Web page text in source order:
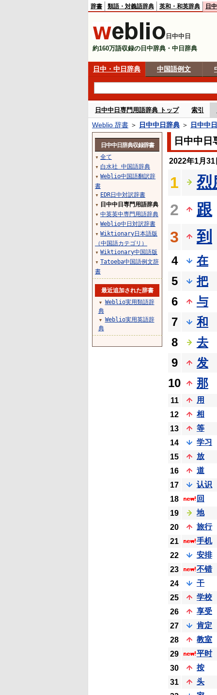
辞書 類語・対義語辞典 英和・和英辞典 日
日中中日
約160万語収録の日中辞典・中日辞典
日中・中日辞典 中国語例文
日中中日専門用語辞典 トップ 索引
Weblio 辞書 ＞ 日中中日辞典 ＞ 日中中
日中中
2022年1月
1
烈
2
跟
3
到
4
在
5
把
6
与
7
和
8
去
9
发
10
那
11
用
12
相
13
等
14
学习
15
放
16
道
17
认识
18
回
19
地
20
旅行
21
手机
22
安排
23
不错
24
干
25
学校
26
享受
27
肯定
28
教室
29
平时
30
按
31
头
日中中日辞典収録辞書
▼ 全て
▼ 白水社 中国語辞典
▼ Weblio中国語翻訳辞
書
▼ EDR日中対訳辞書
▼ 日中中日専門用語辞典
▼ 中英英中専門用語辞典
▼ Weblio中日対訳辞書
▼ Wiktionary日本語版
（中国語カテゴリ）
▼ Wiktionary中国語版
▼ Tatoeba中国語例文辞
書
最近追加された辞書
▼
Weblio実用類語辞
典
▼
Weblio実用英語辞
典